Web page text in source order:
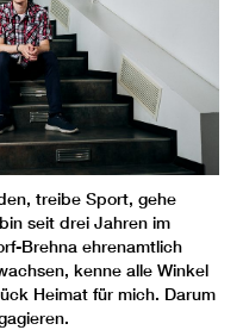
treibe Sport, gehe
seit drei Jahren im
Brehna ehrenamtlich
kenne alle Winkel
Heimat für mich. Darum